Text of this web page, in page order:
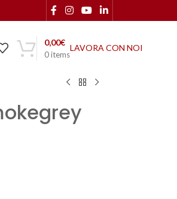
0items
0,00€
LAVORA CON NOI